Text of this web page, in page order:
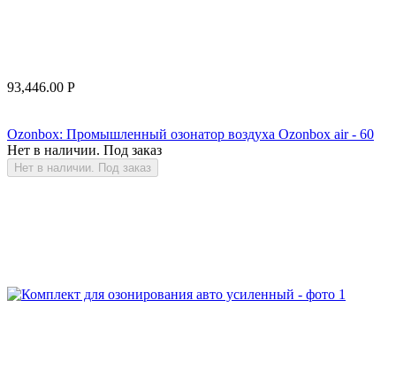
93,446.00 Р
Ozonbox: Промышленный озонатор воздуха Ozonbox air - 60
Нет в наличии. Под заказ
Нет в наличии. Под заказ